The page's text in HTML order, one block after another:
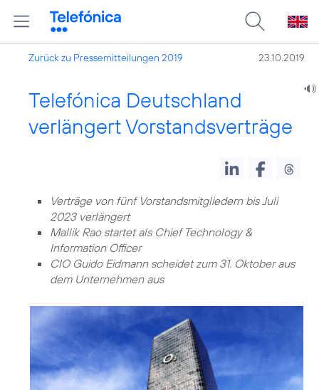
Zurück zu Pressemitteilungen 2019 23.10.2019
Telefónica Deutschland
verlängert Vorstandsverträge
Verträge von fünf Vorstandsmitgliedern bis Juli
2023 verlängert
Mallik Rao startet als Chief Technology &
Information Officer
CIO Guido Eidmann scheidet zum 31. Oktober aus
dem Unternehmen aus